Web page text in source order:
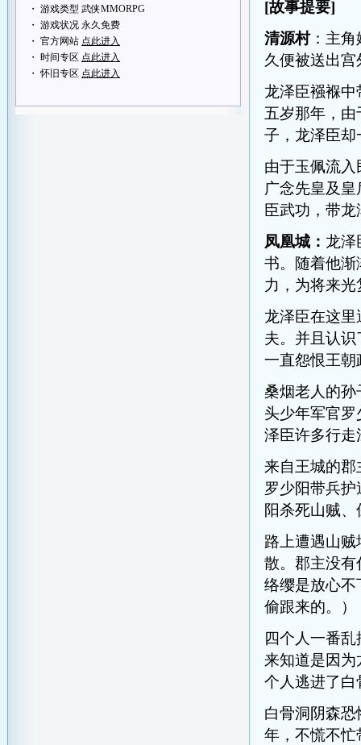
・ 游戏类型 武侠MMORPG
・ 游戏状况 永久免费
・ 官方网站 点此进入
・ 时间专区 点此进入
・ 怀旧专区 点此进入
[故事提要]
清源村：主角
久便被送出
龙泽臣襁褓
五岁那年，
子，龙泽臣
由于玉佩流
广念先皇及
臣武功，带
凤凰城：龙泽
书。随着他
力，为将来
龙泽臣在这
夫。并且认
一直怨恨王
桑烟老人的
头少年军官
泽臣许多行
来自王城的
罗少阳带兵
阳杀死山贼
路上遭遇山
散。郡主没
络缨是放心
偷跟来的。）
四个人一番
来知道是因
个人逃进了白
白骨洞阴森
年，不慌不